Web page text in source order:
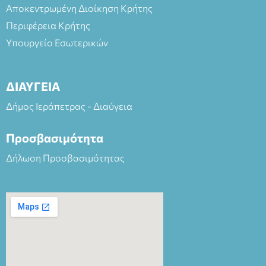
Αποκεντρωμένη Διοίκηση Κρήτης
Περιφέρεια Κρήτης
Υπουργείο Εσωτερικών
ΔΙΑΥΓΕΙΑ
Δήμος Ιεράπετρας - Διαύγεια
Προσβασιμότητα
Δήλωση Προσβασιμότητας